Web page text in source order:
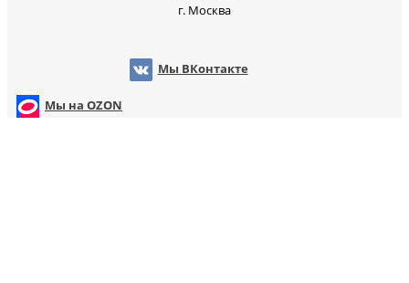
г. Москва
Мы ВКонтакте
Мы на WB